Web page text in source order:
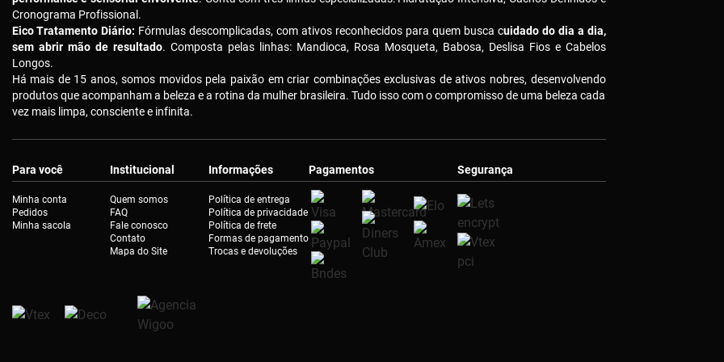
Cronograma Profissional.
Eico Tratamento Diário: Fórmulas descomplicadas, com ativos reconhecidos para quem busca cuidado do dia a dia,
sem abrir mão de resultado. Composta pelas linhas: Mandioca, Rosa Mosqueta, Babosa, Deslisa Fios e Cabelos
Longos.
Há mais de 15 anos, somos movidos pela paixão em criar combinações exclusivas de ativos nobres, desenvolvendo
produtos que acompanham a beleza e a rotina da mulher brasileira. Tudo isso com o compromisso de uma beleza cada
vez mais limpa, consciente e infinita.
Para você
Minha conta
Pedidos
Minha sacola
Institucional
Quem somos
FAQ
Fale conosco
Contato
Mapa do Site
Informações
Política de entrega
Política de privacidade
Política de frete
Formas de pagamento
Trocas e devoluções
Pagamentos Segurança